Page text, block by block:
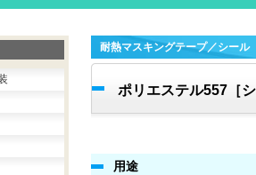
耐熱マスキングテープ／シール
ポリエステル557［
用途